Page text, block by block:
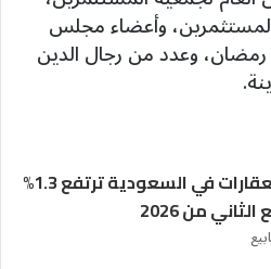
وأعضاء مجلس
رمضان، وعدد من رجال الدين
أسعار العقارات في السعودية ترتفع 1.3%
من 2026